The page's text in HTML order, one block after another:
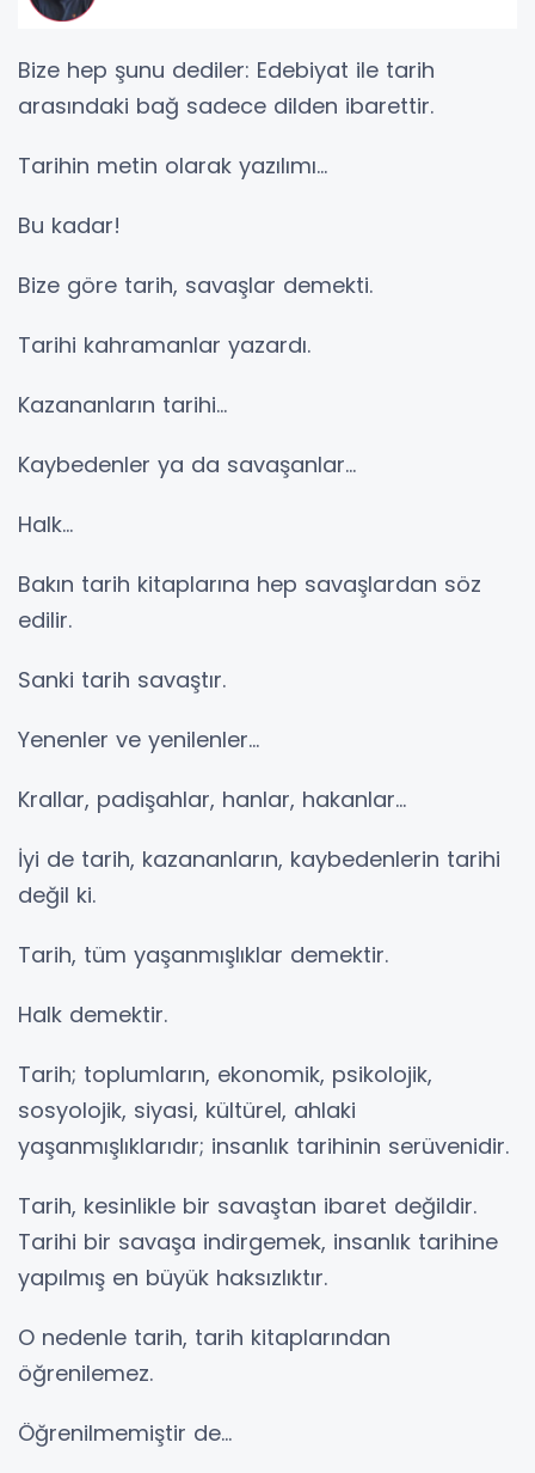
Bize hep şunu dediler: Edebiyat ile tarih
arasındaki bağ sadece dilden ibarettir.
Tarihin metin olarak yazılımı…
Bu kadar!
Bize göre tarih, savaşlar demekti.
Tarihi kahramanlar yazardı.
Kazananların tarihi…
Kaybedenler ya da savaşanlar…
Halk…
Bakın tarih kitaplarına hep savaşlardan söz
edilir.
Sanki tarih savaştır.
Yenenler ve yenilenler...
Krallar, padişahlar, hanlar, hakanlar…
İyi de tarih, kazananların, kaybedenlerin tarihi
değil ki.
Tarih, tüm yaşanmışlıklar demektir.
Halk demektir.
Tarih; toplumların, ekonomik, psikolojik,
sosyolojik, siyasi, kültürel, ahlaki
yaşanmışlıklarıdır; insanlık tarihinin serüvenidir.
Tarih, kesinlikle bir savaştan ibaret değildir.
Tarihi bir savaşa indirgemek, insanlık tarihine
yapılmış en büyük haksızlıktır.
O nedenle tarih, tarih kitaplarından
öğrenilemez.
Öğrenilmemiştir de…